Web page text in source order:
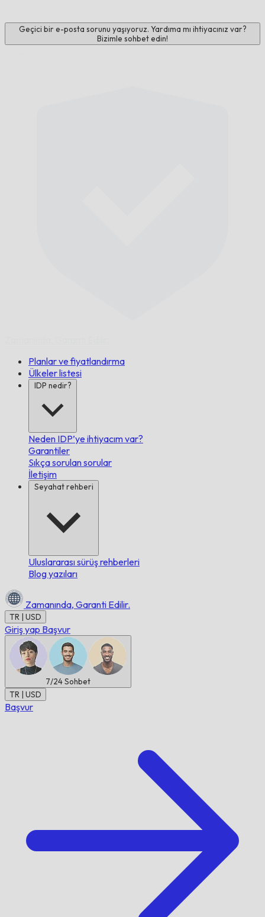
Geçici bir e-posta sorunu yaşıyoruz. Yardıma mı ihtiyacınız var?
Bizimle sohbet edin!
Planlar ve fiyatlandırma
Ülkeler listesi
IDP nedir?
Neden IDP’ye ihtiyacım var?
Garantiler
Sıkça sorulan sorular
İletişim
Seyahat rehberi
Uluslararası sürüş rehberleri
Blog yazıları
Zamanında, Garanti Edilir.
TR | USD
Giriş yap Başvur
7/24Sohbet
TR | USD
Başvur